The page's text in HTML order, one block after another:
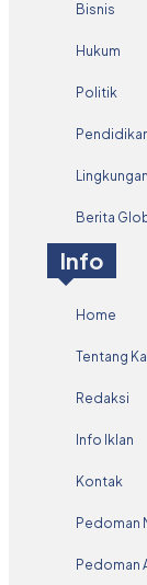
Bisnis
Hukum
Politik
Lingkungan
Berita
Info
Home
Tentang
Redaksi
Info Iklan
Kontak
Pedoman
Pedoman